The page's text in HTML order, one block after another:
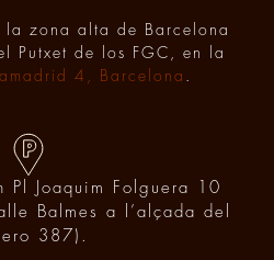
la zona alta de Barcelona
Putxet de los FGC, en la
4, Barcelona
Pl Joaquim Folguera 10
Balmes a l’alçada del
387).